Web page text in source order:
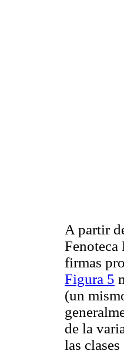
A partir
firmas
Figura 5
(un
de la
las